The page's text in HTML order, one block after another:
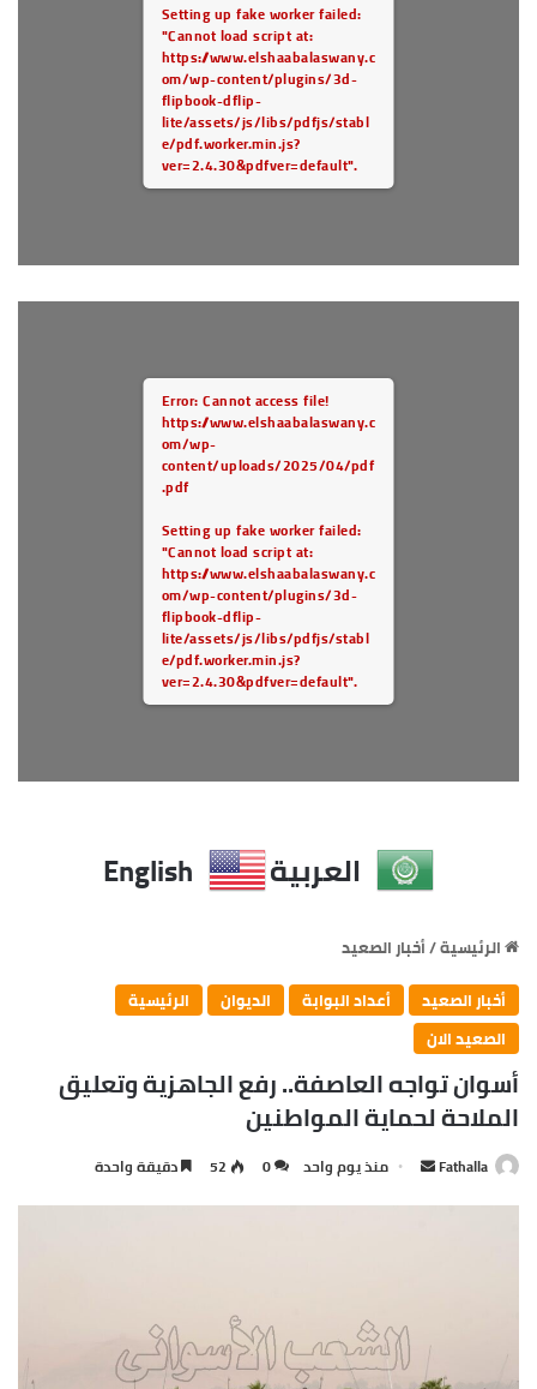
Setting up fake worker failed:
"Cannot load script at:
https://www.elshaabalaswany.c
om/wp-content/plugins/3d-
flipbook-dflip-
lite/assets/js/libs/pdfjs/stabl
e/pdf.worker.min.js?
ver=2.4.30&pdfver=default".
Error: Cannot access file!
https://www.elshaabalaswany.c
om/wp-
content/uploads/2025/04/pdf
.pdf
Setting up fake worker failed:
"Cannot load script at:
https://www.elshaabalaswany.c
om/wp-content/plugins/3d-
flipbook-dflip-
lite/assets/js/libs/pdfjs/stabl
e/pdf.worker.min.js?
ver=2.4.30&pdfver=default".